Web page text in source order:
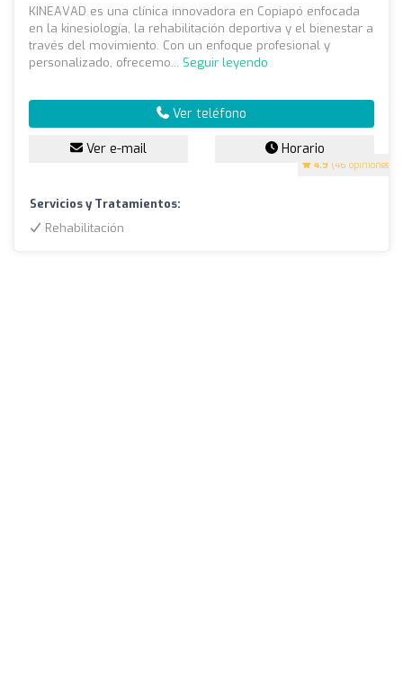
4.9 (46 opiniones)
KINEAVAD es una clínica innovadora en Copiapó enfocada
en la kinesiología, la rehabilitación deportiva y el bienestar a
través del movimiento. Con un enfoque profesional y
personalizado, ofrecemo... Seguir leyendo
Ver teléfono
Ver e-mail Horario
Servicios y Tratamientos:
Rehabilitación